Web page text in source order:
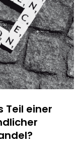
Teil einer